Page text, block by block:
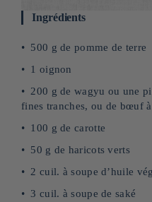
Ingrédients
500 g de pomme de terre
1 oignon
200 g de wagyu ou une
fines tranches, ou de bœuf
100 g de carotte
50 g de haricots verts
2 cuil. à soupe d’huile
3 cuil. à soupe de saké